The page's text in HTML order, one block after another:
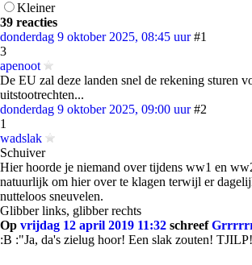
Kleiner
39 reacties
donderdag 9 oktober 2025, 08:45 uur #1
3
apenoot
De EU zal deze landen snel de rekening sturen
uitstootrechten...
donderdag 9 oktober 2025, 09:00 uur #2
1
wadslak
Schuiver
Hier hoorde je niemand over tijdens ww1 en
natuurlijk om hier over te klagen terwijl er
nutteloos sneuvelen.
Glibber links, glibber rechts
Op vrijdag 12 april 2019 11:32 schreef
:B :"Ja, da's zielug hoor! Een slak zouten!